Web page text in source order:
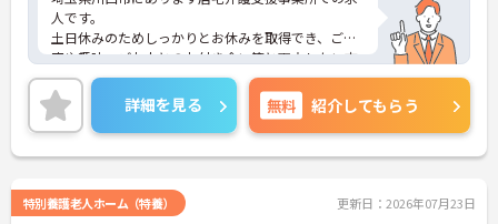
人です。
土日休みのためしっかりとお休みを取得でき、ご家
庭や趣味、ご友人とのお付き合い等と両立したい方
におすすめです。
担当件数次第では年収400万円も目指せる職場です
ので、モチベーションアップに繋がりますね！
ご興味のある方には、面接対策ポイントなど、さら
に詳細をご案内しますのでお気軽にご相談くださ
詳細を見る 無料 紹介してもらう
特別養護老人ホーム（特養） 更新日：2026年07月23日